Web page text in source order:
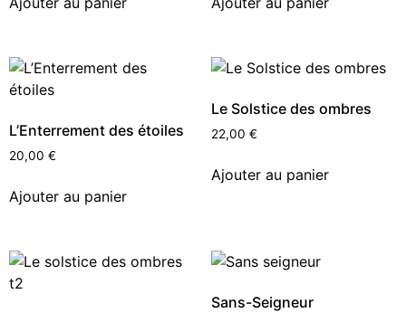
L’Enterrement des étoiles
20,00 €
Ajouter au panier
Le Solstice des ombres
22,00 €
Ajouter au panier
Sans-Seigneur